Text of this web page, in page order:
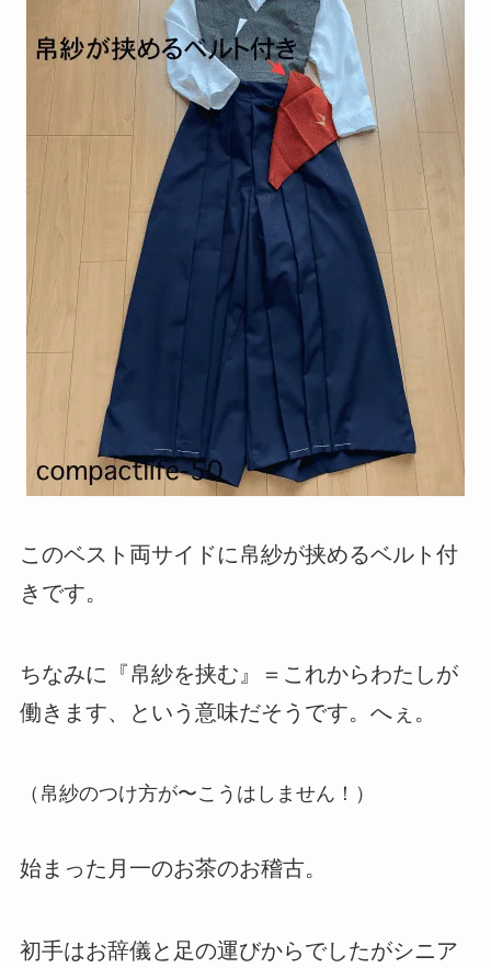
このベスト両サイドに帛紗が挟めるベルト付
きです。
ちなみに『帛紗を挟む』＝これからわたしが
働きます、という意味だそうです。へぇ。
（帛紗のつけ方が〜こうはしません！）
始まった月一のお茶のお稽古。
初手はお辞儀と足の運びからでしたがシニア